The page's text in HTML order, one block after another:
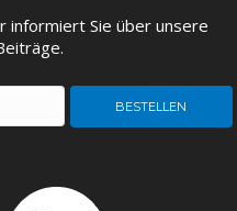
Sie über unsere